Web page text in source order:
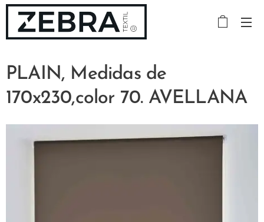
PLAIN, Medidas de
170x230,color 70. AVELLANA